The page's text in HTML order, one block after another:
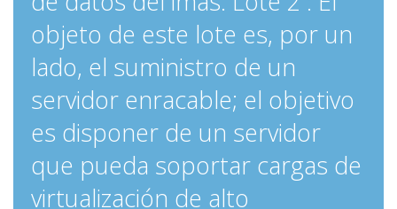
objeto de este lote es, por un
lado, el suministro de un
servidor enracable; el objetivo
es disponer de un servidor
que pueda soportar cargas de
virtualización de alto